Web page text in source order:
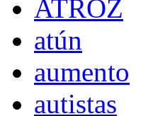
ATROZ
atún
aumento
autistas